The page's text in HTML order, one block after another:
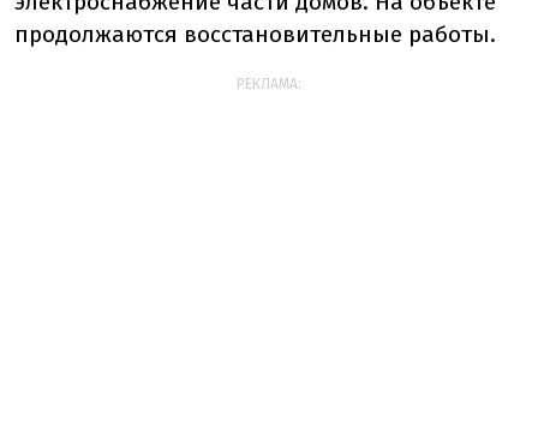
продолжаются восстановительные работы.
РЕКЛАМА: